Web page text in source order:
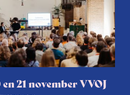
21 november VVOJ